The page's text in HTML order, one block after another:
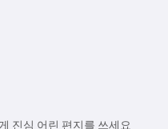
진심 어린 편지를 쓰세요